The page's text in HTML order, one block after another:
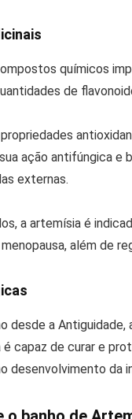
químicos
de
ação antifúngica
externas.
a artemísia é
além de
desde a Antiguidade,
é capaz de curar e
desenvolvimento da